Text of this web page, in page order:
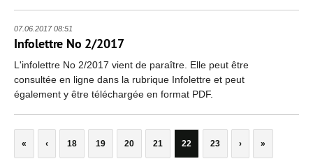
07.06.2017 08:51
Infolettre No 2/2017
L'infolettre No 2/2017 vient de paraître. Elle peut être
consultée en ligne dans la rubrique Infolettre et peut
également y être téléchargée en format PDF.
« ‹ 18 19 20 21 22 23 › »